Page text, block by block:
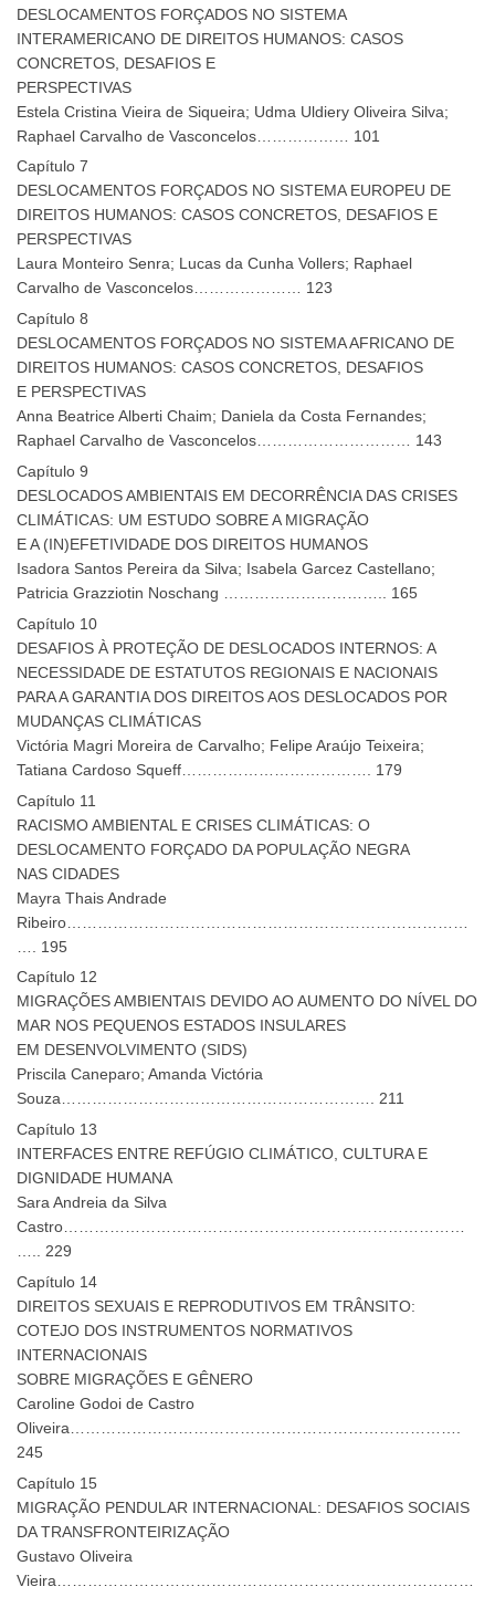
DESLOCAMENTOS FORÇADOS NO SISTEMA
INTERAMERICANO DE DIREITOS HUMANOS: CASOS
CONCRETOS, DESAFIOS E
PERSPECTIVAS
Estela Cristina Vieira de Siqueira; Udma Uldiery Oliveira Silva;
Raphael Carvalho de Vasconcelos……………… 101
Capítulo 7
DESLOCAMENTOS FORÇADOS NO SISTEMA EUROPEU DE
DIREITOS HUMANOS: CASOS CONCRETOS, DESAFIOS E
PERSPECTIVAS
Laura Monteiro Senra; Lucas da Cunha Vollers; Raphael
Carvalho de Vasconcelos………………… 123
Capítulo 8
DESLOCAMENTOS FORÇADOS NO SISTEMA AFRICANO DE
DIREITOS HUMANOS: CASOS CONCRETOS, DESAFIOS
E PERSPECTIVAS
Anna Beatrice Alberti Chaim; Daniela da Costa Fernandes;
Raphael Carvalho de Vasconcelos………………………… 143
Capítulo 9
DESLOCADOS AMBIENTAIS EM DECORRÊNCIA DAS CRISES
CLIMÁTICAS: UM ESTUDO SOBRE A MIGRAÇÃO
E A (IN)EFETIVIDADE DOS DIREITOS HUMANOS
Isadora Santos Pereira da Silva; Isabela Garcez Castellano;
Patricia Grazziotin Noschang ………………………….. 165
Capítulo 10
DESAFIOS À PROTEÇÃO DE DESLOCADOS INTERNOS: A
NECESSIDADE DE ESTATUTOS REGIONAIS E NACIONAIS
PARA A GARANTIA DOS DIREITOS AOS DESLOCADOS POR
MUDANÇAS CLIMÁTICAS
Victória Magri Moreira de Carvalho; Felipe Araújo Teixeira;
Tatiana Cardoso Squeff………………………………. 179
Capítulo 11
RACISMO AMBIENTAL E CRISES CLIMÁTICAS: O
DESLOCAMENTO FORÇADO DA POPULAÇÃO NEGRA
NAS CIDADES
Mayra Thais Andrade
Ribeiro……………………………………………………………………
…. 195
Capítulo 12
MIGRAÇÕES AMBIENTAIS DEVIDO AO AUMENTO DO NÍVEL DO
MAR NOS PEQUENOS ESTADOS INSULARES
EM DESENVOLVIMENTO (SIDS)
Priscila Caneparo; Amanda Victória
Souza……………………………………………………. 211
Capítulo 13
INTERFACES ENTRE REFÚGIO CLIMÁTICO, CULTURA E
DIGNIDADE HUMANA
Sara Andreia da Silva
Castro……………………………………………………………………
….. 229
Capítulo 14
DIREITOS SEXUAIS E REPRODUTIVOS EM TRÂNSITO:
COTEJO DOS INSTRUMENTOS NORMATIVOS
INTERNACIONAIS
SOBRE MIGRAÇÕES E GÊNERO
Caroline Godoi de Castro
Oliveira………………………………………………………………….
245
Capítulo 15
MIGRAÇÃO PENDULAR INTERNACIONAL: DESAFIOS SOCIAIS
DA TRANSFRONTEIRIZAÇÃO
Gustavo Oliveira
Vieira………………………………………………………………………